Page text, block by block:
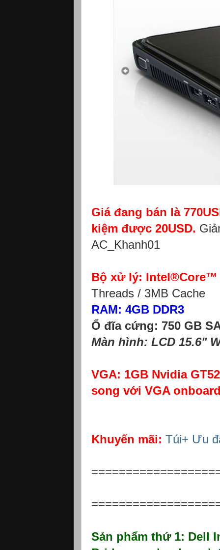
Giá đang bán là
kiệm được 20USD.
AC_Khanh01
Bộ xử lý: Intel®Core™
Threads / 3MB Cache
RAM: 4GB DDR3
Ổ đĩa cứng: 750 GB
Màn hình: LCD 15.6"
VGA: 1GB Nvidia
song với VGA
Khuyến mãi: Túi+ Ưu
Sản phẩm thứ 1: Dell